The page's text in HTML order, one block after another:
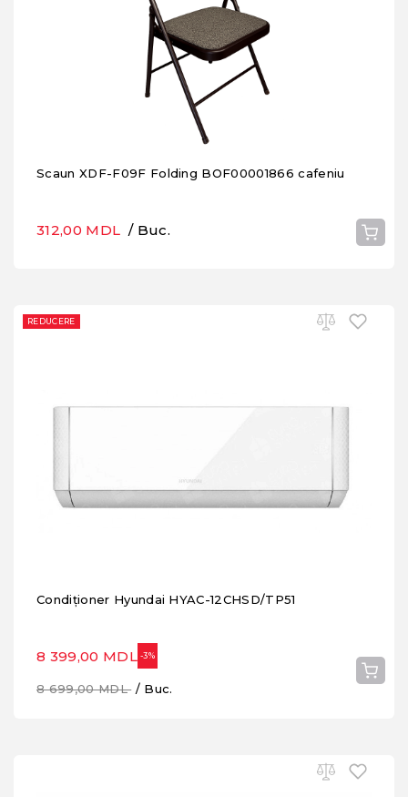
Scaun XDF-F09F Folding BOF00001866 cafeniu
312,00 MDL / Buc.
REDUCERE
Condiționer Hyundai HYAC-12CHSD/TP51
8 399,00 MDL -3%
8 699,00 MDL/ Buc.